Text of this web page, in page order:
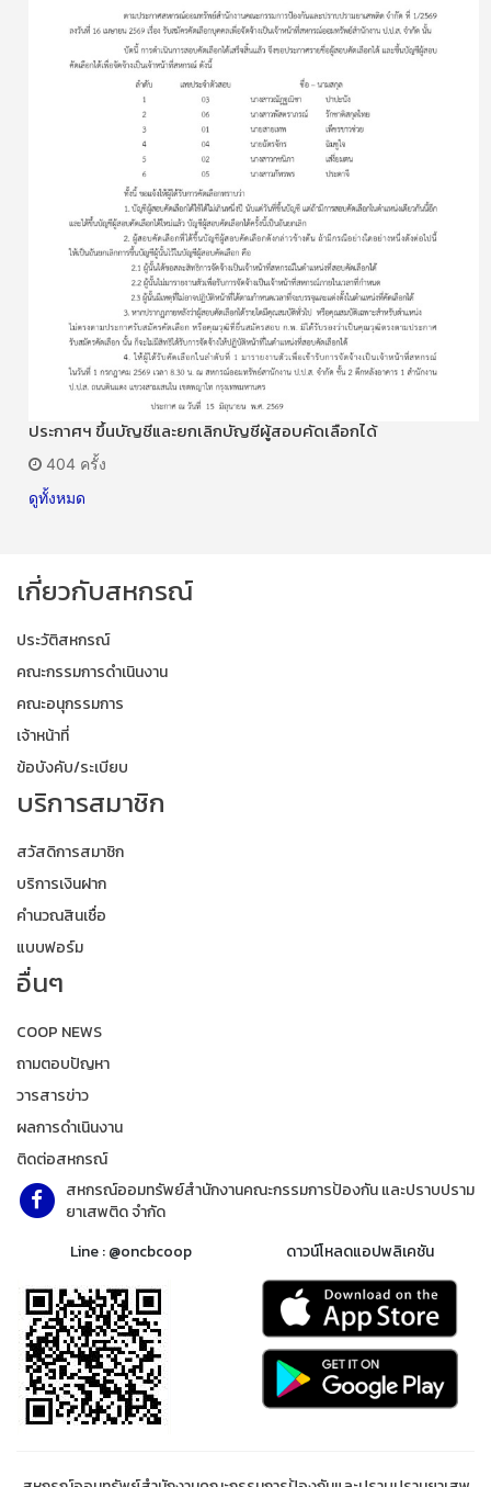
ประกาศฯ ขึ้นบัญชีและยกเลิกบัญชีผู้สอบคัดเลือกได้
404 ครั้ง
ดูทั้งหมด
เกี่ยวกับสหกรณ์
ประวัติสหกรณ์
คณะกรรมการดำเนินงาน
คณะอนุกรรมการ
เจ้าหน้าที่
ข้อบังคับ/ระเบียบ
บริการสมาชิก
สวัสดิการสมาชิก
บริการเงินฝาก
คำนวณสินเชื่อ
แบบฟอร์ม
อื่นๆ
COOP NEWS
ถามตอบปัญหา
วารสารข่าว
ผลการดำเนินงาน
ติดต่อสหกรณ์
สหกรณ์ออมทรัพย์สำนักงานคณะกรรมการป้องกัน และปราบปราม
ยาเสพติด จำกัด
Line : @oncbcoop
ดาวน์โหลดแอปพลิเคชัน